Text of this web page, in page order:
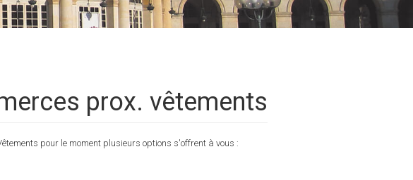
prox. vêtements
pour le moment plusieurs options s'offrent à vous :